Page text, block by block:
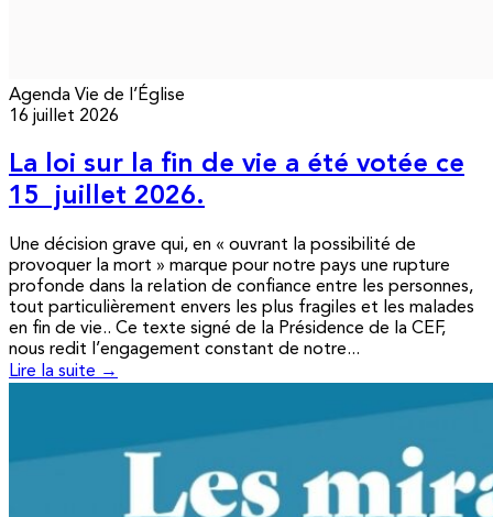
Agenda Vie de l’Église
16 juillet 2026
La loi sur la fin de vie a été votée ce
15 juillet 2026.
Une décision grave qui, en « ouvrant la possibilité de
provoquer la mort » marque pour notre pays une rupture
profonde dans la relation de confiance entre les personnes,
tout particulièrement envers les plus fragiles et les malades
en fin de vie.. Ce texte signé de la Présidence de la CEF,
nous redit l’engagement constant de notre...
Lire la suite →